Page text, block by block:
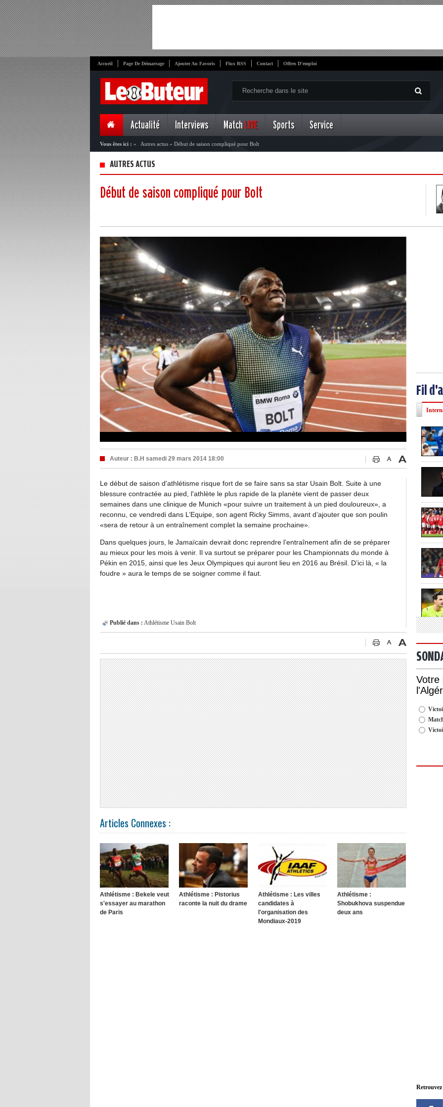
Accueil Page De Démarrage Ajouter Au Favoris Flux RSS Contact Offres D'emploi
Actualité Interviews Match LIVE Sports Service
Vous êtes ici : » Autres actus » Début de saison compliqué pour Bolt
AUTRES ACTUS
Début de saison compliqué pour Bolt
Auteur : B.H samedi 29 mars 2014 18:00
Le début de saison d'athlétisme risque fort de se faire sans sa star Usain Bolt. Suite à une
blessure contractée au pied, l'athlète le plus rapide de la planète vient de passer deux
semaines dans une clinique de Munich «pour suivre un traitement à un pied douloureux», a
reconnu, ce vendredi dans L’Equipe, son agent Ricky Simms, avant d’ajouter que son poulin
«sera de retour à un entraînement complet la semaine prochaine».
Dans quelques jours, le Jamaïcain devrait donc reprendre l’entraînement afin de se préparer
au mieux pour les mois à venir. Il va surtout se préparer pour les Championnats du monde à
Pékin en 2015, ainsi que les Jeux Olympiques qui auront lieu en 2016 au Brésil. D’ici là, « la
foudre » aura le temps de se soigner comme il faut.
Publié dans : Athlétisme Usain Bolt
Articles Connexes :
Athlétisme : Bekele veut
s'essayer au marathon
de Paris
Athlétisme : Pistorius
raconte la nuit du drame
Athlétisme : Les villes
candidates à
l'organisation des
Mondiaux-2019
Athlétisme :
Shobukhova suspendue
deux ans
Fil
Votre